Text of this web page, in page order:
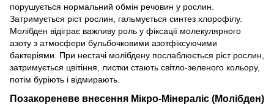
порушується нормальний обмін речовин у рослин.
Затримується ріст рослин, гальмується синтез хлорофілу.
Молібден відіграє важливу роль у фіксації молекулярного
азоту з атмосфери бульбочковими азотфіксуючими
бактеріями. При нестачі молібдену послаблюється ріст рослин,
затримується цвітіння, листки стають світло-зеленого кольору,
потім буріють і відмирають.
Позакореневе внесення Мікро-Мінераліс (Молібден)